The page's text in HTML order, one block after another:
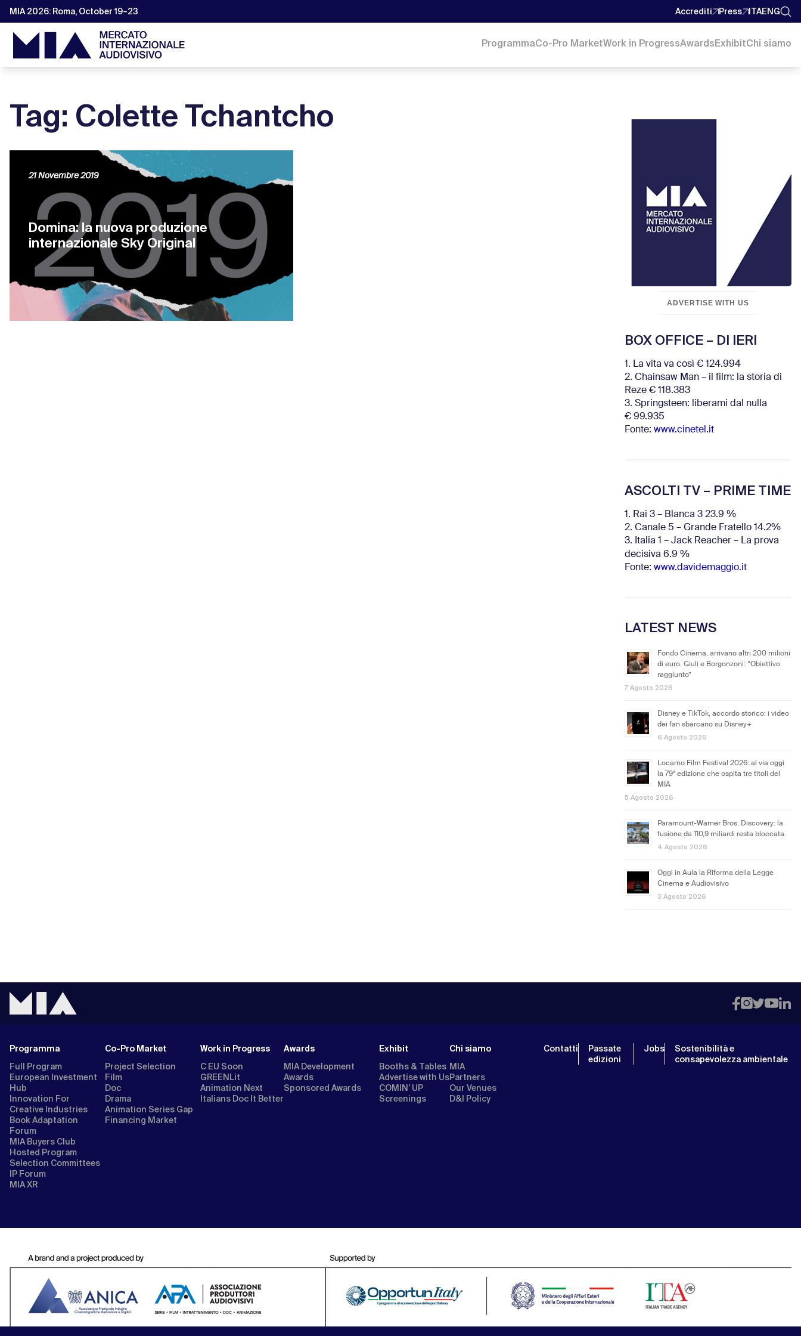
MIA 2026: Roma, October 19–23 Accrediti Press ITAENG
ProgrammaCo-Pro MarketWork in ProgressAwardsExhibitChi siamo
Tag: Colette Tchantcho
Domina: la nuova produzione
internazionale Sky Original
21 Novembre 2019
ADVERTISE WITH US
BOX OFFICE – DI IERI
1. La vita va così € 124.994
2. Chainsaw Man – il film: la storia di
Reze € 118.383
3. Springsteen: liberami dal nulla
€ 99.935
Fonte: www.cinetel.it
ASCOLTI TV – PRIME TIME
1. Rai 3 – Blanca 3 23.9 %
2. Canale 5 – Grande Fratello 14.2%
3. Italia 1 – Jack Reacher – La prova
decisiva 6.9 %
Fonte: www.davidemaggio.it
LATEST NEWS
Fondo Cinema, arrivano altri 200 milioni
di euro. Giuli e Borgonzoni: “Obiettivo
raggiunto”
7 Agosto 2026
Disney e TikTok, accordo storico: i video
dei fan sbarcano su Disney+
6 Agosto 2026
Locarno Film Festival 2026: al via oggi
la 79ª edizione che ospita tre titoli del
MIA
5 Agosto 2026
Paramount-Warner Bros. Discovery: la
fusione da 110,9 miliardi resta bloccata.
4 Agosto 2026
Oggi in Aula la Riforma della Legge
Cinema e Audiovisivo
3 Agosto 2026
Programma
Full Program
European Investment
Hub
Innovation For
Creative Industries
Book Adaptation
Forum
MIA Buyers Club
Hosted Program
Selection Committees
IP Forum
MIA XR
Co-Pro Market
Project Selection
Film
Doc
Drama
Animation Series Gap
Financing Market
Work in Progress
C EU Soon
GREENLit
Animation Next
Italians Doc It Better
Awards
MIA Development
Awards
Sponsored Awards
Exhibit
Booths & Tables
Advertise with Us
COMIN’ UP
Screenings
Chi siamo
MIA
Partners
Our Venues
D&I Policy
Contatti
Passate
edizioni
Jobs
Sostenibilità e
consapevolezza ambientale